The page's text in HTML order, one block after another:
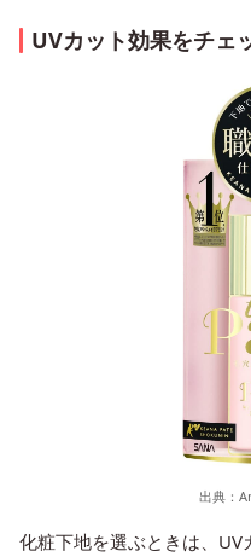
UVカット効果をチェ
出典：
化粧下地を選ぶときは、